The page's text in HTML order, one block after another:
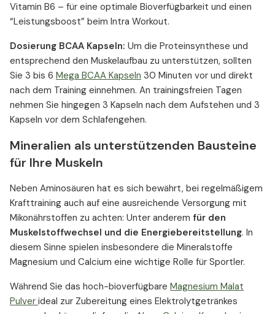
Vitamin B6 – für eine optimale Bioverfügbarkeit und einen
“Leistungsboost” beim Intra Workout.
Dosierung BCAA Kapseln: Um die Proteinsynthese und
entsprechend den Muskelaufbau zu unterstützen, sollten
Sie 3 bis 6 Mega BCAA Kapseln 30 Minuten vor und direkt
nach dem Training einnehmen. An trainingsfreien Tagen
nehmen Sie hingegen 3 Kapseln nach dem Aufstehen und 3
Kapseln vor dem Schlafengehen.
Mineralien als unterstützenden Bausteine
für Ihre Muskeln
Neben Aminosäuren hat es sich bewährt, bei regelmäßigem
Krafttraining auch auf eine ausreichende Versorgung mit
Mikonährstoffen zu achten: Unter anderem für den
Muskelstoffwechsel und die Energiebereitstellung. In
diesem Sinne spielen insbesondere die Mineralstoffe
Magnesium und Calcium eine wichtige Rolle für Sportler.
Während Sie das hoch-bioverfügbare Magnesium Malat
Pulver ideal zur Zubereitung eines Elektrolytgetränkes